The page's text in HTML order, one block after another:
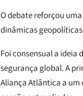
O debate reforçou
dinâmicas
Foi consensual a ideia
segurança global. A
Aliança Atlântica a um